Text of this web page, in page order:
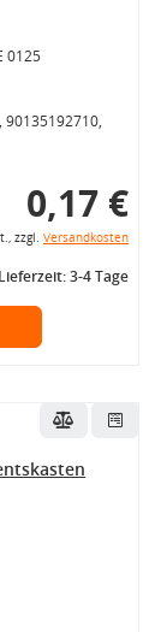
0125
90135192710,
0,17 €
zzgl. Versandkosten
Lieferzeit: 3-4 Tage